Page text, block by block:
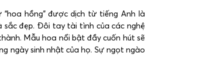
hồng” được dịch từ tiếng Anh là
sắc đẹp. Đôi tay tài tình của các nghệ
Mẫu hoa nổi bật đầy cuốn hút sẽ
ngày sinh nhật của họ. Sự ngọt ngào